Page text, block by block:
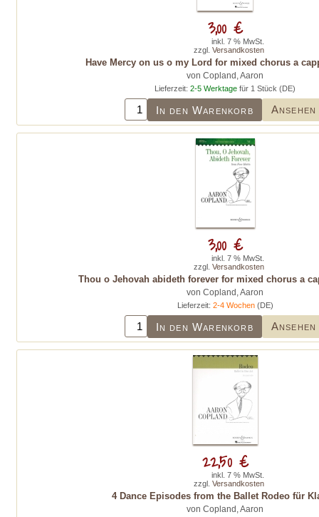
Have Mercy on us o my Lord for mixed chorus a
von Copland, Aaron
Lieferzeit: 2-5 Werktage für 1 Stück (DE)
In den Warenkorb Ansehen
3,00 €
inkl. 7 % MwSt.
zzgl. Versandkosten
Thou o Jehovah abideth forever for mixed chorus a
von Copland, Aaron
Lieferzeit: 2-4 Wochen(DE)
In den Warenkorb Ansehen
3,00 €
inkl. 7 % MwSt.
zzgl. Versandkosten
4 Dance Episodes from the Ballet Rodeo für
von Copland, Aaron
22,50 €
inkl. 7 % MwSt.
zzgl. Versandkosten